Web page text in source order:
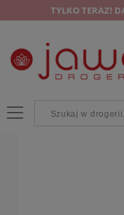
TYLKO TERAZ!